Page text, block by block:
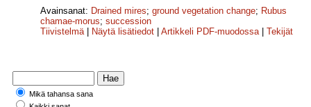
Avainsanat: Drained mires; ground vegetation change; Rubus
chamae-morus; succession
Tiivistelmä| Näytä lisätiedot Artikkeli PDF-muodossa| Tekijät
Mikä tahansa sana